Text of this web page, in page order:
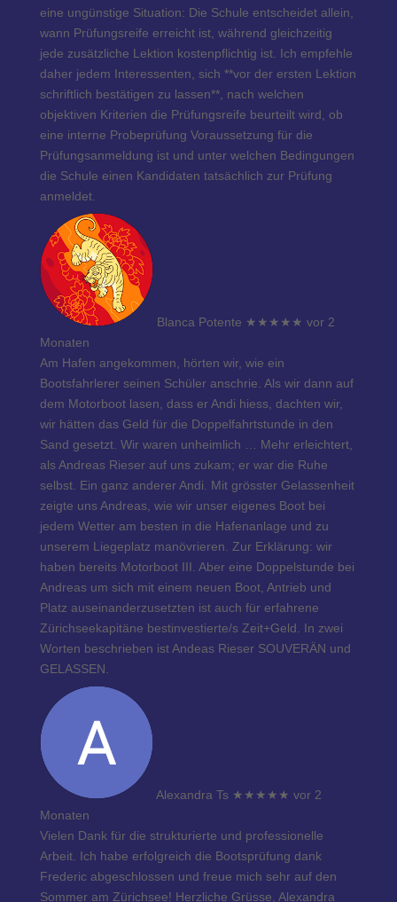
eine ungünstige Situation: Die Schule entscheidet allein,
wann Prüfungsreife erreicht ist, während gleichzeitig
jede zusätzliche Lektion kostenpflichtig ist. Ich empfehle
daher jedem Interessenten, sich **vor der ersten Lektion
schriftlich bestätigen zu lassen**, nach welchen
objektiven Kriterien die Prüfungsreife beurteilt wird, ob
eine interne Probeprüfung Voraussetzung für die
Prüfungsanmeldung ist und unter welchen Bedingungen
die Schule einen Kandidaten tatsächlich zur Prüfung
anmeldet.
Blanca Potente ★★★★★ vor 2
Monaten
Am Hafen angekommen, hörten wir, wie ein
Bootsfahrlerer seinen Schüler anschrie. Als wir dann auf
dem Motorboot lasen, dass er Andi hiess, dachten wir,
wir hätten das Geld für die Doppelfahrtstunde in den
Sand gesetzt. Wir waren unheimlich
… Mehrerleichtert,
als Andreas Rieser auf uns zukam; er war die Ruhe
selbst. Ein ganz anderer Andi. Mit grösster Gelassenheit
zeigte uns Andreas, wie wir unser eigenes Boot bei
jedem Wetter am besten in die Hafenanlage und zu
unserem Liegeplatz manövrieren. Zur Erklärung: wir
haben bereits Motorboot III. Aber eine Doppelstunde bei
Andreas um sich mit einem neuen Boot, Antrieb und
Platz auseinanderzusetzten ist auch für erfahrene
Zürichseekapitäne bestinvestierte/s Zeit+Geld. In zwei
Worten beschrieben ist Andeas Rieser SOUVERÄN und
GELASSEN.
Alexandra Ts ★★★★★ vor 2
Monaten
Vielen Dank für die strukturierte und professionelle
Arbeit. Ich habe erfolgreich die Bootsprüfung dank
Frederic abgeschlossen und freue mich sehr auf den
Sommer am Zürichsee! Herzliche Grüsse, Alexandra